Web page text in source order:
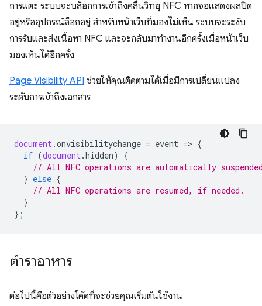
การแตะ ระบบจะบล็อกการเข้าถึงคลื่นวิทยุ NFC หากจอแสดงผลปิด
อยู่หรืออุปกรณ์ล็อกอยู่ สำหรับหน้าเว็บที่มองไม่เห็น ระบบจะระงับ
การรับและส่งเนื้อหา NFC และจะกลับมาทำงานอีกครั้งเมื่อหน้าเว็บ
มองเห็นได้อีกครั้ง
Page Visibility API ช่วยให้คุณติดตามได้เมื่อมีการเปลี่ยนแปลง
ระดับการเข้าถึงเอกสาร
document.onvisibilitychange = event => {
if (document.hidden)
{
// All NFC operations are automatically
} else {
// All NFC operations are resumed, if needed.
}
};
ตำราอาหาร
ต่อไปนี้คือตัวอย่างโค้ดที่จะช่วยคุณเริ่มต้นใช้งาน